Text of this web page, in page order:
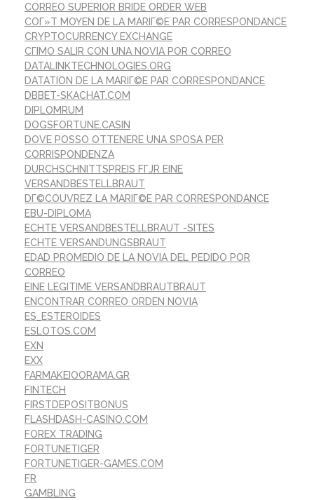
CORREO SUPERIOR BRIDE ORDER WEB
COГ»T MOYEN DE LA MARIГ©E PAR CORRESPONDANCE
CRYPTOCURRENCY EXCHANGE
CГІMO SALIR CON UNA NOVIA POR CORREO
DATALINKTECHNOLOGIES.ORG
DATATION DE LA MARIГ©E PAR CORRESPONDANCE
DBBET-SKACHAT.COM
DIPLOMRUM
DOGSFORTUNE.CASIN
DOVE POSSO OTTENERE UNA SPOSA PER
CORRISPONDENZA
DURCHSCHNITTSPREIS FГЈR EINE
VERSANDBESTELLBRAUT
DГ©COUVREZ LA MARIГ©E PAR CORRESPONDANCE
EBU-DIPLOMA
ECHTE VERSANDBESTELLBRAUT -SITES
ECHTE VERSANDUNGSBRAUT
EDAD PROMEDIO DE LA NOVIA DEL PEDIDO POR
CORREO
EINE LEGITIME VERSANDBRAUTBRAUT
ENCONTRAR CORREO ORDEN NOVIA
ES_ESTEROIDES
ESLOTOS.COM
EXN
EXX
FARMAKEIOORAMA.GR
FINTECH
FIRSTDEPOSITBONUS
FLASHDASH-CASINO.COM
FOREX TRADING
FORTUNETIGER
FORTUNETIGER-GAMES.COM
FR
GAMBLING